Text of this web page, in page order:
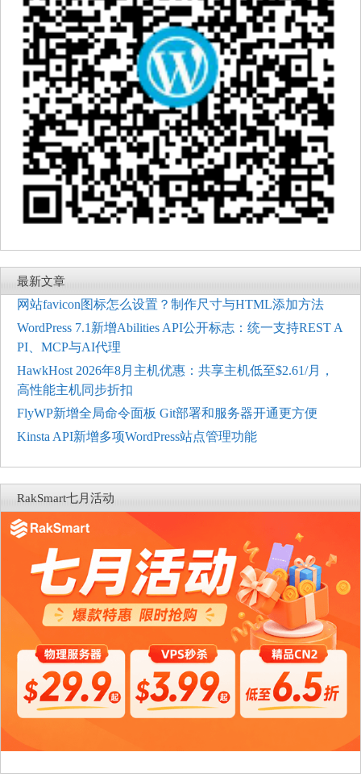
最新文章
网站favicon图标怎么设置？制作尺寸与HTML添加方法
WordPress 7.1新增Abilities API公开标志：统一支持REST A
PI、MCP与AI代理
HawkHost 2026年8月主机优惠：共享主机低至$2.61/月，
高性能主机同步折扣
FlyWP新增全局命令面板 Git部署和服务器开通更方便
Kinsta API新增多项WordPress站点管理功能
RakSmart七月活动